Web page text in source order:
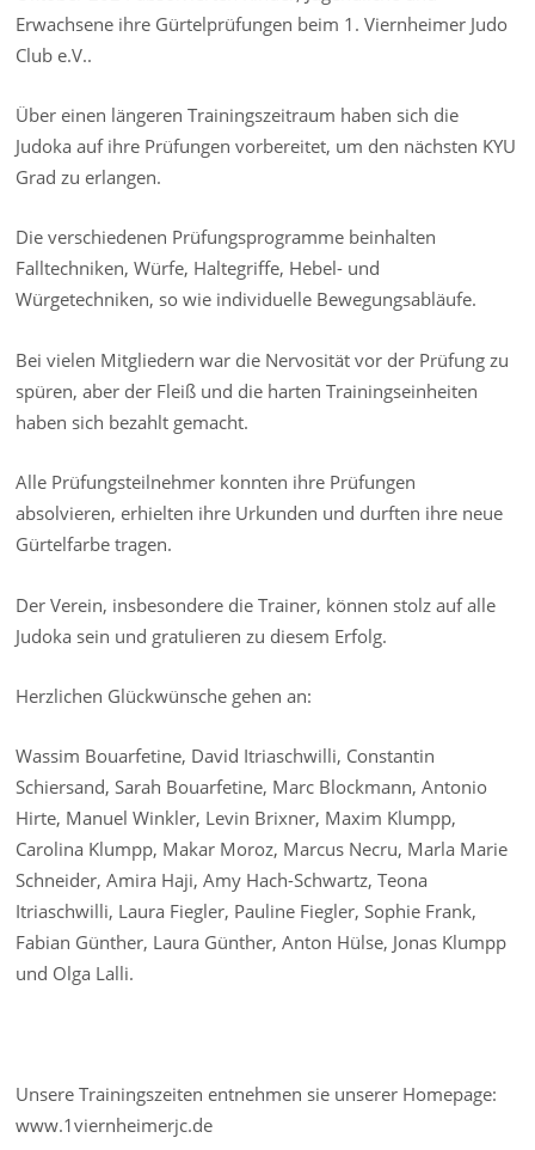
Erwachsene ihre Gürtelprüfungen beim 1. Viernheimer Judo
Club e.V..
Über einen längeren Trainingszeitraum haben sich die
Judoka auf ihre Prüfungen vorbereitet, um den nächsten KYU
Grad zu erlangen.
Die verschiedenen Prüfungsprogramme beinhalten
Falltechniken, Würfe, Haltegriffe, Hebel- und
Würgetechniken, so wie individuelle Bewegungsabläufe.
Bei vielen Mitgliedern war die Nervosität vor der Prüfung zu
spüren, aber der Fleiß und die harten Trainingseinheiten
haben sich bezahlt gemacht.
Alle Prüfungsteilnehmer konnten ihre Prüfungen
absolvieren, erhielten ihre Urkunden und durften ihre neue
Gürtelfarbe tragen.
Der Verein, insbesondere die Trainer, können stolz auf alle
Judoka sein und gratulieren zu diesem Erfolg.
Herzlichen Glückwünsche gehen an:
Wassim Bouarfetine, David Itriaschwilli, Constantin
Schiersand, Sarah Bouarfetine, Marc Blockmann, Antonio
Hirte, Manuel Winkler, Levin Brixner, Maxim Klumpp,
Carolina Klumpp, Makar Moroz, Marcus Necru, Marla Marie
Schneider, Amira Haji, Amy Hach-Schwartz, Teona
Itriaschwilli, Laura Fiegler, Pauline Fiegler, Sophie Frank,
Fabian Günther, Laura Günther, Anton Hülse, Jonas Klumpp
und Olga Lalli.
Unsere Trainingszeiten entnehmen sie unserer Homepage:
www.1viernheimerjc.de